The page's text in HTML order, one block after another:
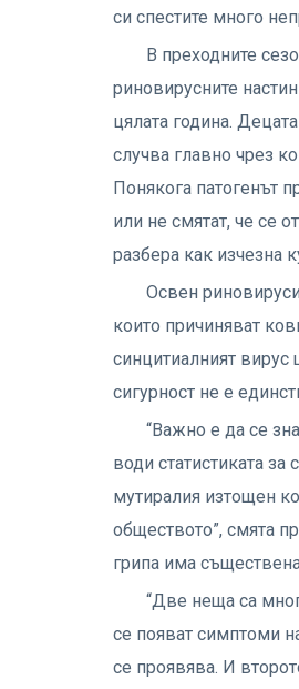
си спестите много
В преходните
риновирусните
цялата година.
случва главно чрез
Понякога патогенът
или не смятат, че се
разбера как изчезна
Освен
които причиняват
синцитиалният вирус
сигурност не е
“Важно е да се
води статистиката
мутиралия изтощен
обществото”, смята
грипа има
“Две неща са
се появат симптоми
се проявява. И